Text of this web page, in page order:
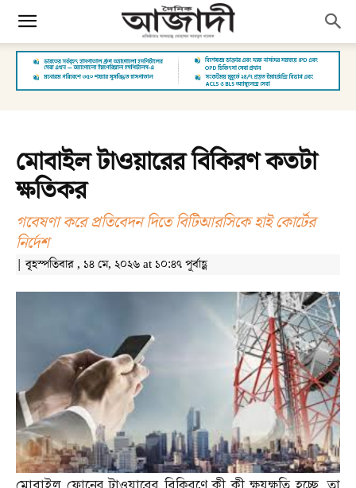
মোবাইল টাওয়ারের বিকিরণ কতটা
ক্ষতিকর
গবেষণা করে প্রতিবেদন দিতে বিটিআরসিকে হাই কোর্টের
নির্দেশ
| বৃহস্পতিবার , ১৪ মে, ২০২৬ at ১০:৪৭ পূর্বাহ্ণ